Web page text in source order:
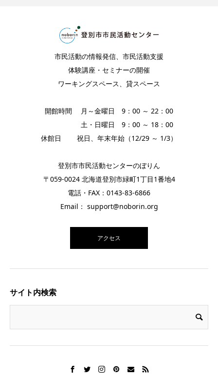
市民活動の情報発信、市民活動支援
体験講座・セミナーの開催
ワーキングスペース、貸スペース
開館時間 月～金曜日 9：00 ～ 22：00
土・日曜日 9：00 ～ 18：00
休館日 祝日、年末年始（12/29 ～ 1/3）
登別市市民活動センターのぼりん
〒059-0024 北海道登別市緑町1丁目1番地4
電話・FAX：0143-83-6866
Email： support@noborin.org
アクセス
サイト内検索